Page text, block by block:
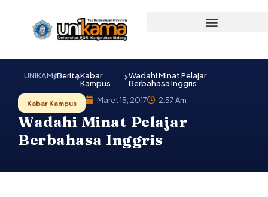
UNIKAMABeritaKabar
Kampus
Wadahi Minat Pelajar
Berbahasa Inggris
Kabar Kampus Maret 15, 2017 2:57 Am
Wadahi Minat Pelajar
Berbahasa Inggris